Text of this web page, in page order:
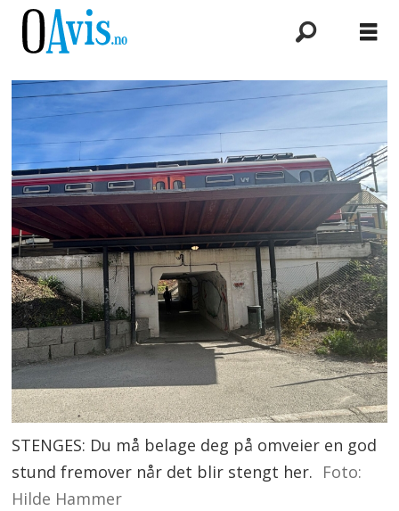
STENGES: Du må belage deg på omveier en god
stund fremover når det blir stengt her. Foto:
Hilde Hammer